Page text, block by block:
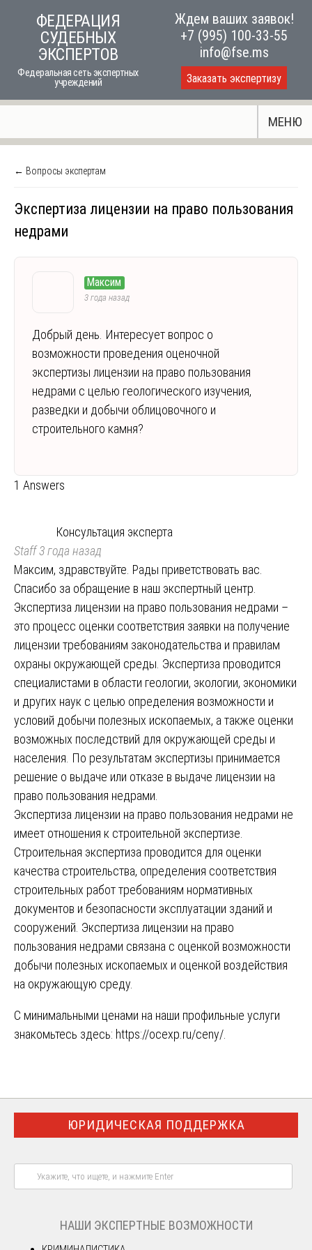
ФЕДЕРАЦИЯ
СУДЕБНЫХ
ЭКСПЕРТОВ
Федеральная сеть экспертных
учреждений
Ждем ваших заявок!
+7 (995) 100-33-55
info@fse.ms
Заказать экспертизу
МЕНЮ
← Вопросы экспертам
Экспертиза лицензии на право пользования
недрами
Максим
3 года назад
Добрый день. Интересует вопрос о
возможности проведения оценочной
экспертизы лицензии на право пользования
недрами с целью геологического изучения,
разведки и добычи облицовочного и
строительного камня?
1 Answers
Консультация эксперта
Staff3 года назад
Максим, здравствуйте. Рады приветствовать вас.
Спасибо за обращение в наш экспертный центр.
Экспертиза лицензии на право пользования недрами –
это процесс оценки соответствия заявки на получение
лицензии требованиям законодательства и правилам
охраны окружающей среды. Экспертиза проводится
специалистами в области геологии, экологии, экономики
и других наук с целью определения возможности и
условий добычи полезных ископаемых, а также оценки
возможных последствий для окружающей среды и
населения. По результатам экспертизы принимается
решение о выдаче или отказе в выдаче лицензии на
право пользования недрами.
Экспертиза лицензии на право пользования недрами не
имеет отношения к строительной экспертизе.
Строительная экспертиза проводится для оценки
качества строительства, определения соответствия
строительных работ требованиям нормативных
документов и безопасности эксплуатации зданий и
сооружений. Экспертиза лицензии на право
пользования недрами связана с оценкой возможности
добычи полезных ископаемых и оценкой воздействия
на окружающую среду.
С минимальными ценами на наши профильные услуги
знакомьтесь здесь: https://ocexp.ru/ceny/
ЮРИДИЧЕСКАЯ ПОДДЕРЖКА
НАШИ ЭКСПЕРТНЫЕ ВОЗМОЖНОСТИ